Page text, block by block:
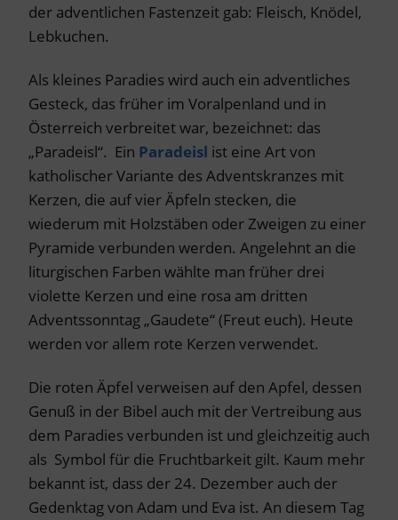
der adventlichen Fastenzeit gab: Fleisch, Knödel,
Lebkuchen.
Als kleines Paradies wird auch ein adventliches
Gesteck, das früher im Voralpenland und in
Österreich verbreitet war, bezeichnet: das
„Paradeisl“. Ein Paradeisl ist eine Art von
katholischer Variante des Adventskranzes mit
Kerzen, die auf vier Äpfeln stecken, die
wiederum mit Holzstäben oder Zweigen zu einer
Pyramide verbunden werden. Angelehnt an die
liturgischen Farben wählte man früher drei
violette Kerzen und eine rosa am dritten
Adventssonntag „Gaudete“ (Freut euch). Heute
werden vor allem rote Kerzen verwendet.
Die roten Äpfel verweisen auf den Apfel, dessen
Genuß in der Bibel auch mit der Vertreibung aus
dem Paradies verbunden ist und gleichzeitig auch
als Symbol für die Fruchtbarkeit gilt. Kaum mehr
bekannt ist, dass der 24. Dezember auch der
Gedenktag von Adam und Eva ist. An diesem Tag